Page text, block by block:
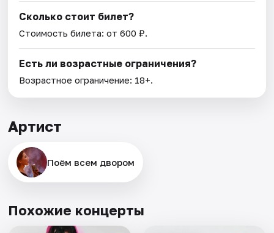
Сколько стоит билет?
Стоимость билета: от 600 ₽.
Есть ли возрастные ограничения?
Возрастное ограничение: 18+.
Артист
Поём всем двором
Похожие концерты